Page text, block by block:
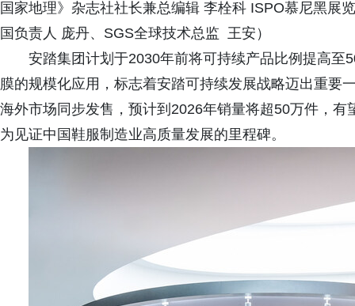
国家地理》杂志社社长兼总编辑 李栓科 ISPO慕尼黑展
国负责人 庞丹、SGS全球技术总监 王安）
安踏集团计划于2030年前将可持续产品比例提高
膜的规模化应用，标志着安踏可持续发展战略迈出重要
海外市场同步发售，预计到2026年销量将超50万件，
为见证中国鞋服制造业高质量发展的里程碑。